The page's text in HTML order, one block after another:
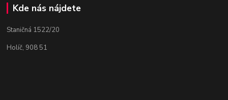
Kde nás nájdete
Staničná 1522/20
Holíč, 908 51